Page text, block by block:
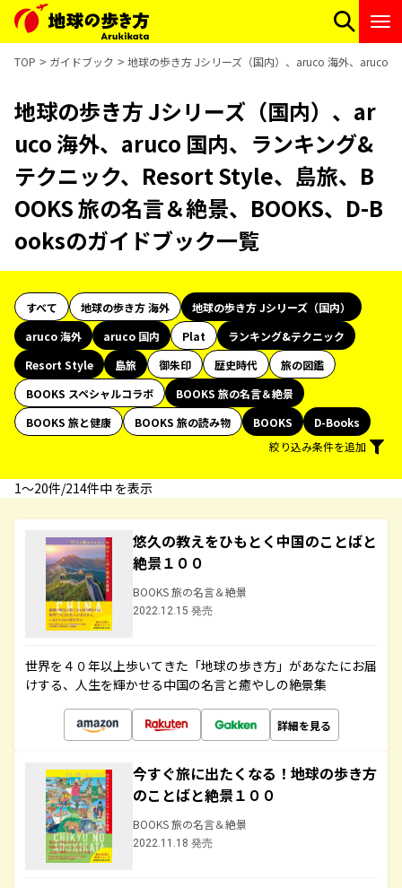
TOP ガイドブック 地球の歩き方 Jシリーズ（国内）、aruco 海外、aruco
地球の歩き方 Jシリーズ（国内）、ar
uco 海外、aruco 国内、ランキング&
テクニック、Resort Style、島旅、B
OOKS 旅の名言＆絶景、BOOKS、D-B
ooksのガイドブック一覧
すべて 地球の歩き方 海外
地球の歩き方 Jシリーズ（国内）
aruco 海外
aruco 国内 Plat
ランキング&テクニック
Resort Style
島旅 御朱印 歴史時代
旅の図鑑
BOOKS スペシャルコラボ
BOOKS 旅の名言＆絶景
BOOKS 旅と健康
BOOKS 旅の読み物 BOOKS
D-Books
絞り込み条件を追加
1〜20件/214件中 を表示
悠久の教えをひもとく中国のことばと
絶景１００
BOOKS 旅の名言＆絶景
2022.12.15 発売
世界を４０年以上歩いてきた「地球の歩き方」があなたにお届
けする、人生を輝かせる中国の名言と癒やしの絶景集
詳細を見る
今すぐ旅に出たくなる！地球の歩き方
のことばと絶景１００
BOOKS 旅の名言＆絶景
2022.11.18 発売